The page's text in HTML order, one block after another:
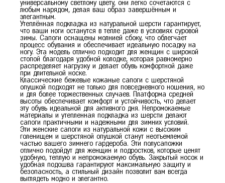
универсальному светлому цвету, они легко сочетаются с
любым нарядом, делая ваш образ завершённым и
элегантным.
Утеплённая подкладка из натуральной шерсти гарантирует,
что ваши ноги останутся в тепле даже в условиях суровой
зимы. Сапоги оснащены молнией сбоку, что облегчает
процесс обувания и обеспечивает идеальную посадку на
ногу. Эта модель отлично подходит для женщин с широкой
стопой благодаря удобной колодке, которая равномерно
распределяет нагрузку и делает обувь комфортной даже
при длительной носке.
Классические бежевые кожаные сапоги с шерстяной
опушкой подходят не только для повседневного ношения, но
и для более торжественных случаев. Платформа средней
высоты обеспечивает комфорт и устойчивость, что делает
эту обувь идеальной для активного дня. Непромокаемые
материалы и утепленная подкладка из шерсти делают
сапоги практичными и надежными для зимних условий.
Эти женские сапоги из натуральной кожи с высоким
голенищем и шерстяной опушкой станут неотъемлемой
частью вашего зимнего гардероба. Эти полусапожки
отлично подойдут для женщин и подростков, которые ценят
удобную, теплую и непромокаемую обувь. Закрытый носок и
удобная подошва гарантируют максимальную защиту и
безопасность, а стильный дизайн позволит вам всегда
выглядеть модно и элегантно.